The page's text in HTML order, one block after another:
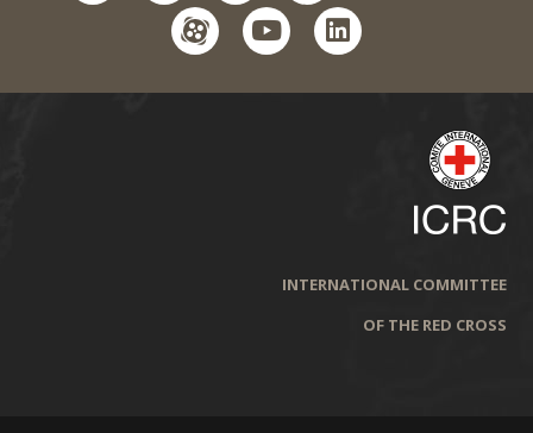
linkedin
youtube
aparat
INTERNATIONAL COMMITTEE
OF THE RED CROSS